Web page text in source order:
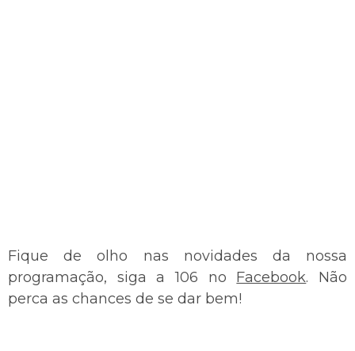
Fique de olho nas novidades da nossa
programação, siga a 106 no Facebook. Não
perca as chances de se dar bem!